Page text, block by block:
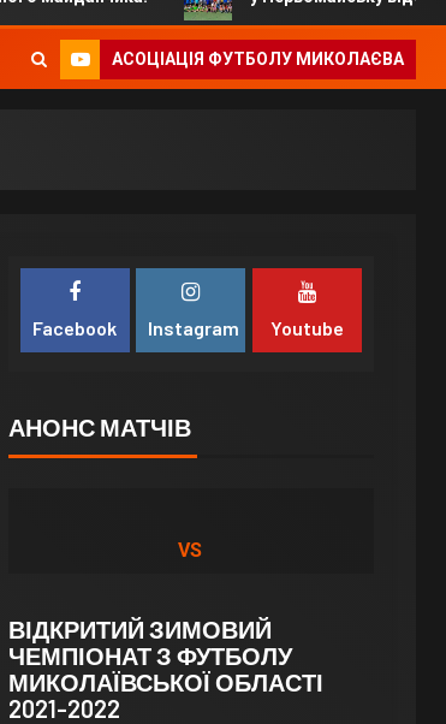
АСОЦІАЦІЯ ФУТБОЛУ МИКОЛАЄВА
Facebook Instagram Youtube
АНОНС МАТЧІВ
VS
ВІДКРИТИЙ ЗИМОВИЙ
ЧЕМПІОНАТ З ФУТБОЛУ
МИКОЛАЇВСЬКОЇ ОБЛАСТІ
2021-2022